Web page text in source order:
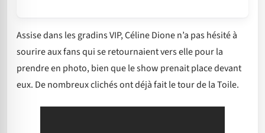
Assise dans les gradins VIP, Céline Dione n’a pas hésité à
sourire aux fans qui se retournaient vers elle pour la
prendre en photo, bien que le show prenait place devant
eux. De nombreux clichés ont déjà fait le tour de la Toile.